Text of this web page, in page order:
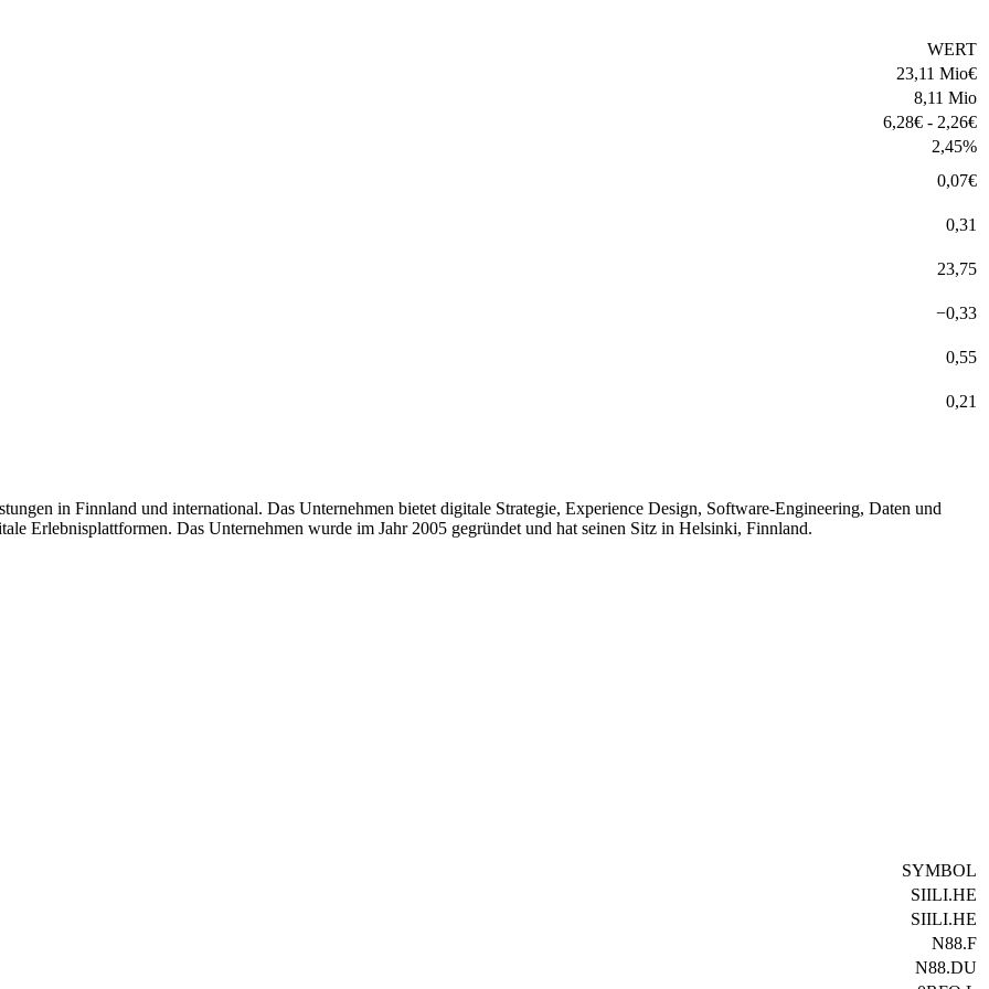
WERT
23,11 Mio€
8,11 Mio
6,28€ - 2,26€
2,45%
0,07€
0,31
23,75
−0,33
0,55
0,21
in Finnland und international. Das Unternehmen bietet digitale Strategie, Experience Design, Software-Engineering, Daten und
Erlebnisplattformen. Das Unternehmen wurde im Jahr 2005 gegründet und hat seinen Sitz in Helsinki, Finnland.
SYMBOL
SIILI.HE
SIILI.HE
N88.F
N88.DU